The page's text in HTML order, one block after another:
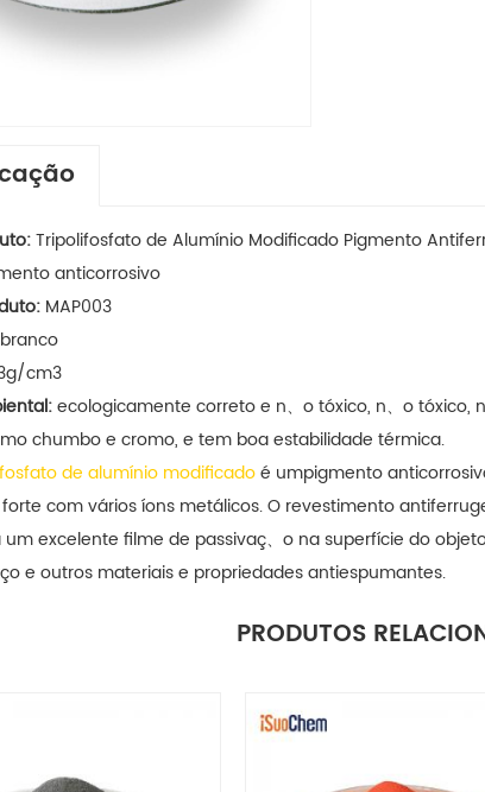
Tripolifosfato de Alumínio Modificado Pigmento
anticorrosivo
MAP003
cm3
ecologicamente correto e n、o tóxico, n、o tóxico,
chumbo e cromo, e tem boa estabilidade térmica.
de alumínio modificadoé umpigmento
com vários íons metálicos. O revestimento
um excelente filme de passivaç、o na superfície do
e outros materiais e propriedades antiespumantes.
PRODUTOS